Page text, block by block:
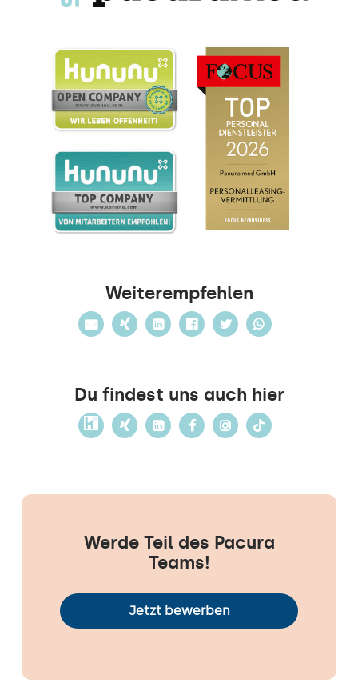
Weiterempfehlen
Du findest uns auch hier
Werde Teil des Pacura
Teams!
Jetzt bewerben